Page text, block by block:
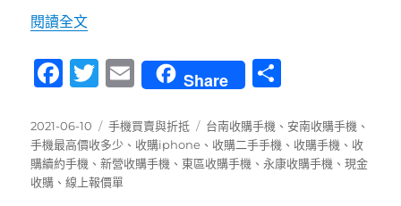
閱讀全文〈【台南收購手機】線上查詢手機能收多少
F
c
e
b
T
it
te
r
E
m
ai
l
Share
發
佈
日
期:
2021-06-10
分
類
手機買賣與折抵
標
籤
台南收購手機 、 安南收購手機 、
手機最高價收多少 、 收購iphone 、 收購二手手機 、 收購手機 、 收
購續約手機 、新營收購手機 、 東區收購手機 、永康收購手機 、現金
收購 、線上報價單